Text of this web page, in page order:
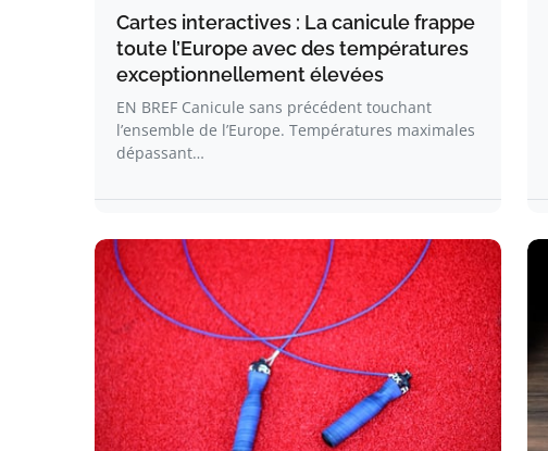
Cartes interactives : La canicule frappe
toute l’Europe avec des températures
exceptionnellement élevées
EN BREF Canicule sans précédent touchant
l’ensemble de l’Europe. Températures maximales
dépassant…